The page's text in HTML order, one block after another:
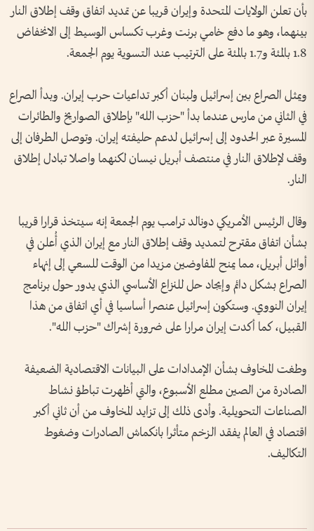
بأن تعلن الولايات المتحدة وإيران قريبا عن تمديد اتفاق وقف إطلاق النار
بينهما، وهو ما دفع خامي ‌برنت وغرب تكساس الوسيط إلى الانخفاض
1.8 بالمئة و1.7 بالمئة على الترتيب عند التسوية يوم الجمعة.
ويمثل الصراع بين إسرائيل ولبنان أكبر تداعيات حرب إيران. وبدأ الصراع
في الثاني من مارس ‌عندما بدأ "حزب الله" بإطلاق الصواريخ والطائرات
المسيرة عبر الحدود إلى إسرائيل ‌لدعم حليفته إيران. وتوصل الطرفان إلى
وقف لإطلاق النار في منتصف أبريل نيسان لكنهما ‌واصلا تبادل إطلاق
النار.
وقال الرئيس ‌الأمريكي دونالد ترامب يوم الجمعة إنه سيتخذ قرارا قريبا
بشأن اتفاق مقترح لتمديد وقف إطلاق النار مع إيران الذي أُعلن في ​
أوائل أبريل، ‌مما يمنح المفاوضين مزيدا من ​الوقت للسعي إلى إنهاء
الصراع بشكل دائم ⁠وإيجاد حل للنزاع الأساسي الذي يدور حول برنامج
إيران النووي. وستكون إسرائيل عنصرا أساسيا في أي اتفاق من هذا
القبيل، كما أكدت إيران مرارا على ضرورة إشراك "حزب الله".
وطغت المخاوف بشأن الإمدادات على البيانات الاقتصادية الضعيفة
الصادرة من الصين مطلع الأسبوع، والتي أظهرت تباطؤ نشاط
الصناعات التحويلية. وأدى ذلك إلى تزايد المخاوف من أن ثاني أكبر ​
اقتصاد في العالم يفقد الزخم متأثرا ‌بانكماش الصادرات وضغوط
التكاليف.